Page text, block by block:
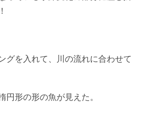
グを入れて、川の流れに合わせて
円形の形の魚が見えた。